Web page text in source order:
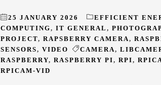
25 JANUARY 2026
EFFICIENT
COMPUTING, IT GENERAL ,
PROJECT, RAPSBERRY CAMERA,
SENSORS, VIDEO CAMERA,
RASPBERRY, RASPBERRY PI, RPI,
RPICAM-VID